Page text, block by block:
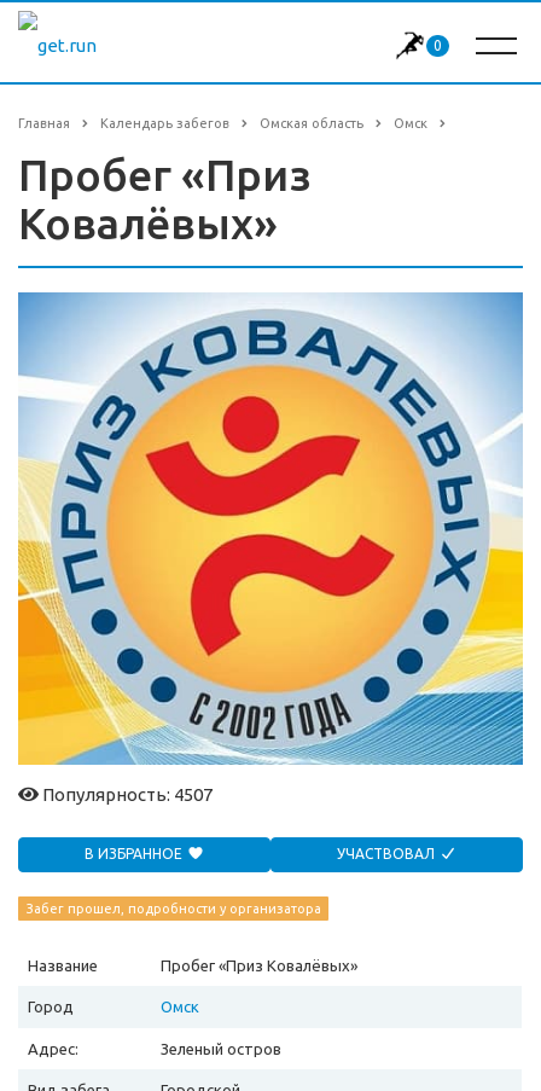
0
Главная Календарь забегов Омская область Омск
Пробег «Приз
Ковалёвых»
Популярность: 4507
В ИЗБРАННОЕ УЧАСТВОВАЛ
Забег прошел, подробности у организатора
Название Пробег «Приз Ковалёвых»
Город Омск
Адрес: Зеленый остров